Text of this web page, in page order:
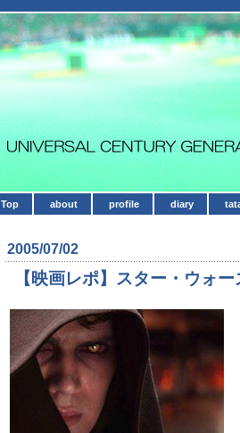
Top about profile diary
2005/07/02
【映画レポ】スター・ウォ